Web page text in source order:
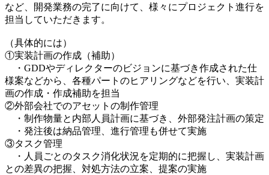
など、開発業務の完了に向けて、様々にプロジェクト進行を
担当していただきます。
（具体的には）
①実装計画の作成（補助）
・GDDやディレクターのビジョンに基づき作成された仕
様案などから、各種パートのヒアリングなどを行い、実装計
画の作成・作成補助を担当
②外部会社でのアセットの制作管理
・制作物量と内部人員計画に基づき、外部発注計画の策定
・発注後は納品管理、進行管理も併せて実施
③タスク管理
・人員ごとのタスク消化状況を定期的に把握し、実装計画
との差異の把握、対処方法の立案、提案の実施